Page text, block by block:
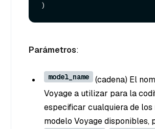
Parámetros:
model_name
(cadena) El
Voyage a utilizar para la
especificar cualquiera de los
modelo Voyage disponibles,